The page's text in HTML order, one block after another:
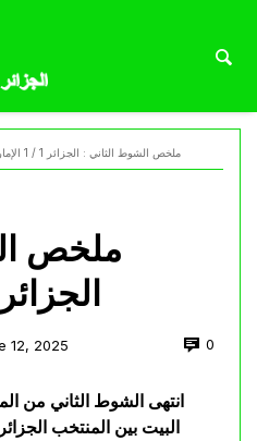
ملخص الشوط الثاني : الجزائر 1 / 1 الإمارات
ملخص
الجزائر 1 / 1 الإمارات
12, 2025 0
انتهى الشوط الثاني من
البيت بين المنتخب